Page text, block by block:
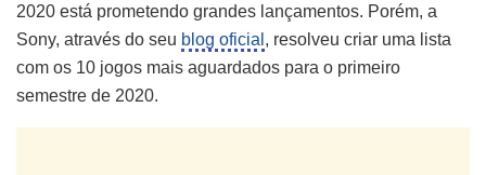
2020 está prometendo grandes lançamentos. Porém, a
Sony, através do seu blog oficial , resolveu criar uma lista
com os 10 jogos mais aguardados para o primeiro
semestre de 2020.